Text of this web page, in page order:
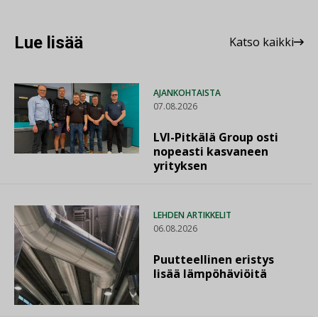
Lue lisää Katso kaikki
AJANKOHTAISTA
07.08.2026
LVI-Pitkälä Group osti
nopeasti kasvaneen
yrityksen
LEHDEN ARTIKKELIT
06.08.2026
Puutteellinen eristys
lisää lämpöhäviöitä